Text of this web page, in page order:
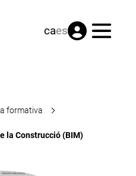
caes Menú
formativa
la Construcció (BIM)